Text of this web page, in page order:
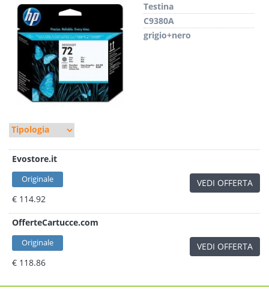
Testina
C9380A
grigio+nero
Evostore.it
Originale
€ 114.92
VEDI OFFERTA
OfferteCartucce.com
Originale
€ 118.86
VEDI OFFERTA